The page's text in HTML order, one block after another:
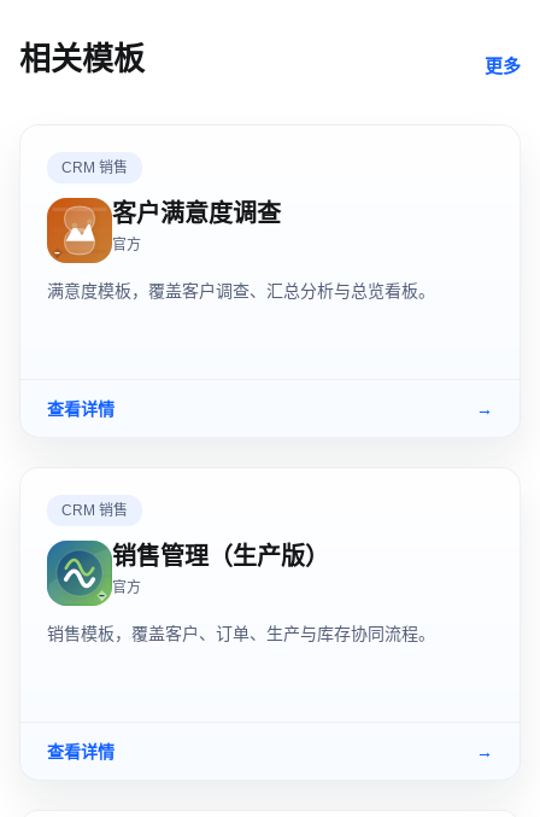
相关模板 更多
CRM 销售
客户满意度调查
官方
满意度模板，覆盖客户调查、汇总分析与总览看板。
查看详情 →
CRM 销售
销售管理（生产版）
官方
销售模板，覆盖客户、订单、生产与库存协同流程。
查看详情 →